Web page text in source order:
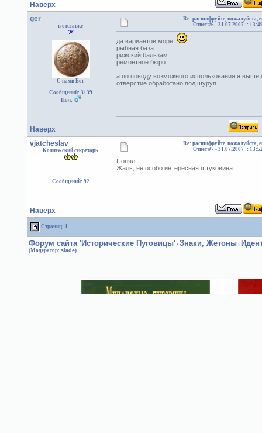
Наверх
ger
"в отставке"
С нами Бог
Сообщений: 3139
Пол:
Re: расшифруйте, пожалуйста,
Ответ #6 -31.07.2007 ::
да вариантов море
рыбная база
рижский бальзам
ремонтное бюро
а по поводу возможного использования я
отверстие обработано под шуруп.
Наверх
vjatcheslav
Коллежский секретарь
Сообщений: 92
Re: расшифруйте, пожалуйста,
Ответ #7 -31.07.2007 ::
Понял...
Жаль, не особо интересная штуковина
Наверх
Страниц: 1
Форум сайта 'Исторические Пуговицы' › Знаки, Жетоны ›
(Модератор: slade)